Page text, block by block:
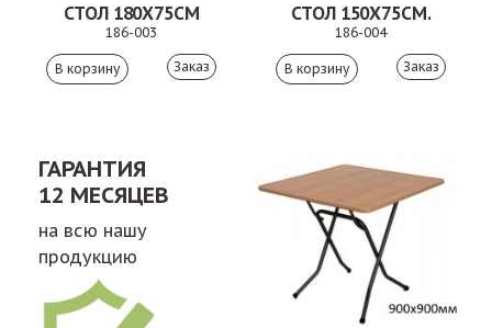
СТОЛ 180Х75СМ
186-003
Заказ
СТОЛ 150Х75СМ.
186-004
Заказ
ГАРАНТИЯ
12 МЕСЯЦЕВ
на всю нашу
продукцию